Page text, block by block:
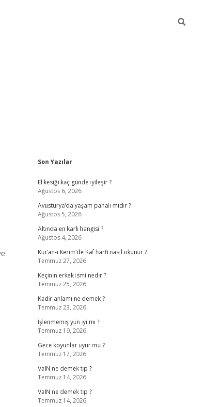
Sidebar
Son Yazılar
El kesiği kaç günde iyileşir ?
Ağustos 6, 2026
Avusturya’da yaşam pahalı mıdır ?
Ağustos 5, 2026
Altında en karlı hangisi ?
Ağustos 4, 2026
Kur’an-ı Kerim’de Kaf harfi nasıl okunur ?
Temmuz 27, 2026
Keçinin erkek ismi nedir ?
Temmuz 25, 2026
Kadir anlamı ne demek ?
Temmuz 23, 2026
İşlenmemiş yün iyi mi ?
Temmuz 19, 2026
Gece koyunlar uyur mu ?
Temmuz 17, 2026
VaIN ne demek tıp ?
Temmuz 14, 2026
VaIN ne demek tıp ?
Temmuz 14, 2026